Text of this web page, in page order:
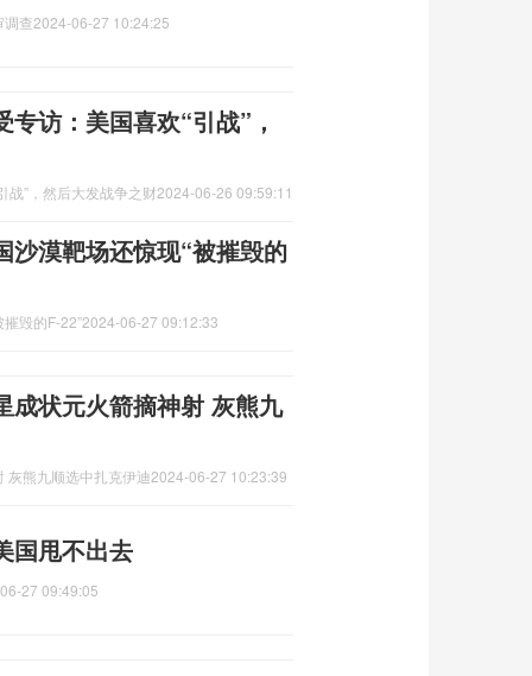
调查2024-06-27 10:24:25
访：美国喜欢“引战”，
战”，然后大发战争之财2024-06-26 09:59:11
沙漠靶场还惊现“被摧毁的
毁的F-22”2024-06-27 09:12:33
成状元火箭摘神射 灰熊九
灰熊九顺选中扎克伊迪2024-06-27 10:23:39
国甩不出去
27 09:49:05